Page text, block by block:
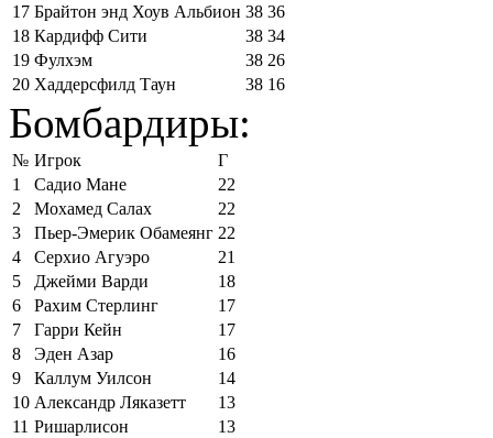
17 Брайтон энд Хоув Альбион 38 36
18 Кардифф Сити 38 34
19 Фулхэм 38 26
20 Хаддерсфилд Таун 38 16
Бомбардиры:
№ Игрок
Г
1
Садио Мане
22
2
Мохамед Салах
22
3
Пьер-Эмерик Обамеянг 22
4
Серхио Агуэро
21
5
Джейми Варди
18
6
Рахим Стерлинг
17
7
Гарри Кейн
17
8
Эден Азар
16
9
Каллум Уилсон
14
10 Александр Ляказетт
13
11 Ришарлисон
13